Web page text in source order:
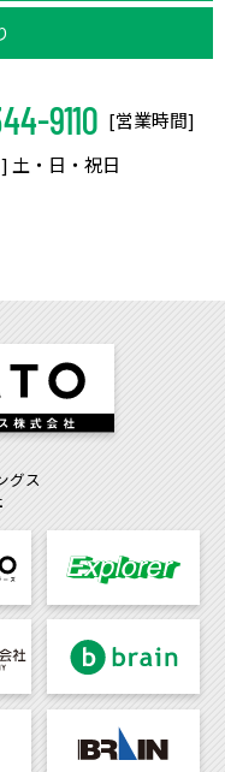
9110 [営業時間]
・日・祝日
グス